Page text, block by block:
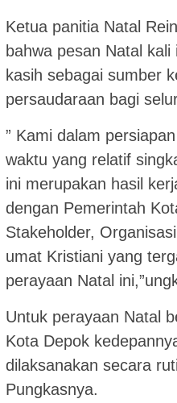
Ketua panitia Natal
bahwa pesan Natal
kasih sebagai sumber
persaudaraan bagi
” Kami dalam
waktu yang relatif
ini merupakan hasil
dengan Pemerintah
Stakeholder,
umat Kristiani yang
perayaan Natal
Untuk perayaan Natal
Kota Depok
dilaksanakan secara
Pungkasnya.